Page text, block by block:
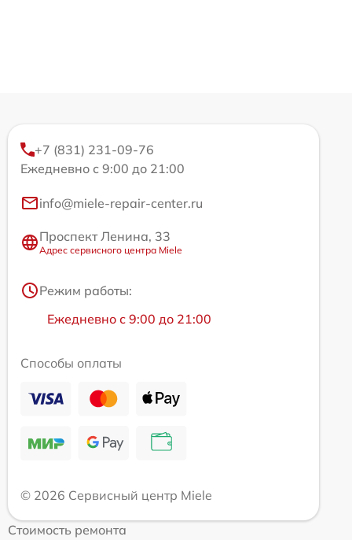
+7 (831) 231-09-76
Ежедневно с 9:00 до 21:00
info@miele-repair-center.ru
Проспект Ленина, 33
Адрес сервисного центра Miele
Режим работы:
Ежедневно с 9:00 до 21:00
Способы оплаты
© 2026 Сервисный центр Miele
Стоимость ремонта